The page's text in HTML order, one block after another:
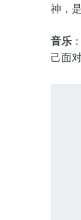
神，
音乐
己面